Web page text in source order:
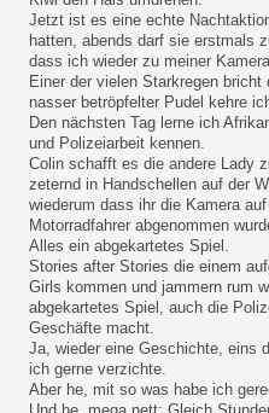
Jetzt ist es eine echte
hatten, abends darf sie erstmals
dass ich wieder zu meiner
Einer der vielen Starkregen
nasser betröpfelter Pudel kehre
Den nächsten Tag lerne ich
und Polizeiarbeit kennen.
Colin schafft es die andere Lady
zeternd in Handschellen auf der
wiederum dass ihr die Kamera
Motorradfahrer abgenommen
Alles ein abgekartetes Spiel.
Stories after Stories die einem
Girls kommen und jammern rum
abgekartetes Spiel, auch die
Geschäfte macht.
Ja, wieder eine Geschichte, eins
ich gerne verzichte.
Aber he, mit so was habe ich